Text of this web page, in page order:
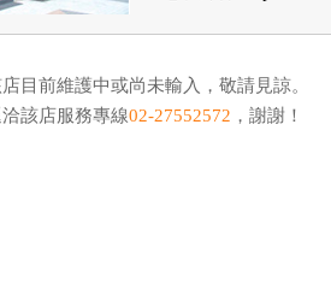
目前維護中或尚未輸入，敬請見諒。
該店服務專線02-27552572 ，謝謝！